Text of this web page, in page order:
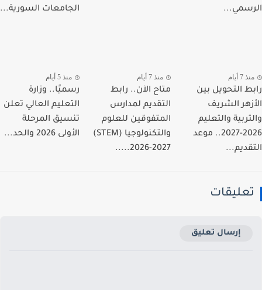
الجامعات السورية...
7 أيام
التحويل بين
الشريف
والتعليم
2026-2027.. موعد
منذ 7 أيام
متاح الآن.. رابط
التقديم لمدارس
المتفوقين للعلوم
والتكنولوجيا (STEM)
2026-2027.....
منذ 5 أيام
رسميًا.. وزارة
التعليم العالي تعلن
تنسيق المرحلة
الأولى 2026 والحد...
إرسال تعليق